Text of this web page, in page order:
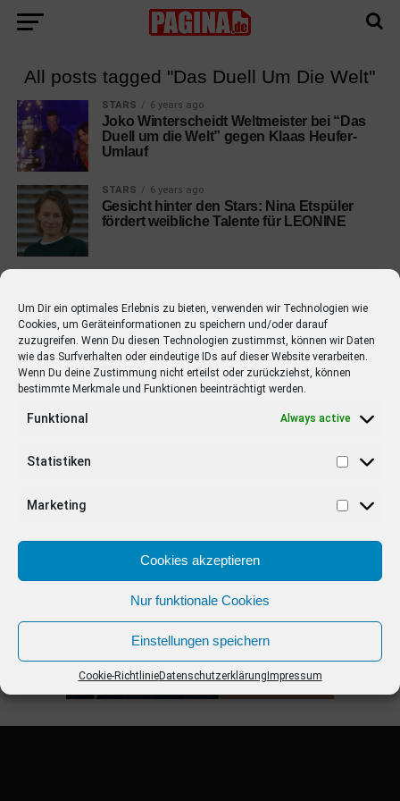
Um Dir ein optimales Erlebnis zu bieten, verwenden wir Technologien wie
Cookies, um Geräteinformationen zu speichern und/oder darauf
zuzugreifen. Wenn Du diesen Technologien zustimmst, können wir Daten
wie das Surfverhalten oder eindeutige IDs auf dieser Website verarbeiten.
Wenn Du deine Zustimmung nicht erteilst oder zurückziehst, können
bestimmte Merkmale und Funktionen beeinträchtigt werden.
Funktional Always active
Statistiken
Marketing
Cookies akzeptieren
Nur funktionale Cookies
Einstellungen speichern
Cookie-RichtlinieDatenschutzerklärungImpressum
All posts tagged "Das Duell Um Die Welt"
STARS 6 years ago
Joko Winterscheidt Weltmeister bei “Das
Duell um die Welt” gegen Klaas Heufer-
Umlauf
STARS 6 years ago
Gesicht hinter den Stars: Nina Etspüler
fördert weibliche Talente für LEONINE
EMPFOHLEN
STARS 4 years ago
Barbara Schöneberger Moderatorin